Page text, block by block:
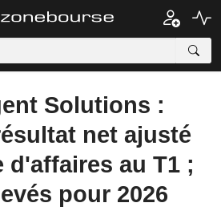
Solutions :
net ajusté
d'affaires au T1 ;
pour 2026